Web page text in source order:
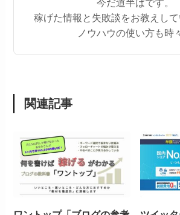
今だ道半ばです。
稼げた情報と失敗談をお教えして
ノウハウの使い方も時
関連記事